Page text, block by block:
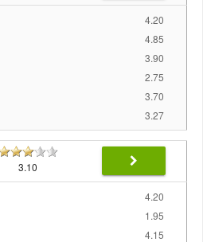
4.20
4.85
3.90
2.75
3.70
3.27
3.10
4.20
1.95
4.15